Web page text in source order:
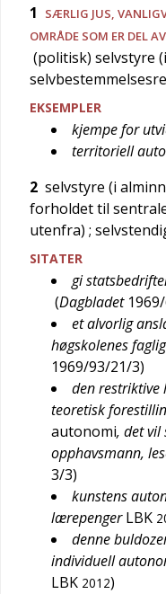
1 SÆRLIG JUS,
OMRÅDE SOM ER DEL
(politisk) selvstyre
EKSEMPLER
kjempe for
territoriell
2 selvstyre (i
forholdet til
utenfra) ;
SITATER
gi
(Dagbladet
et alvorlig
høgskolenes
1969/93/21/3)
den restriktive
teoretisk
autonomi, det vil
opphavsmann,
3/3)
kunstens
lærepenger LBK
denne
individuell
LBK 2012)